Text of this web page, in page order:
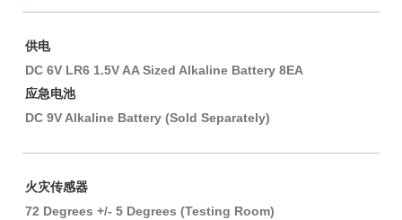
供电
DC 6V LR6 1.5V AA Sized Alkaline Battery 8EA
应急电池
DC 9V Alkaline Battery (Sold Separately)
火灾传感器
72 Degrees +/- 5 Degrees (Testing Room)